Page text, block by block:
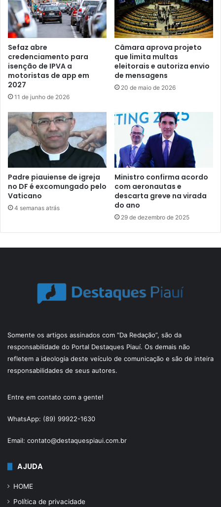
Sefaz abre
credenciamento para
isenção de IPVA a
motoristas de app em
2027
11 de junho de 2026
Câmara aprova projeto
que limita multas
eleitorais e autoriza envio
de mensagens
20 de maio de 2026
Padre piauiense de igreja
no DF é excomungado pelo
Vaticano
4 semanas atrás
Ministro confirma acordo
com aeronautas e
descarta greve na virada
do ano
29 de dezembro de 2025
Somente os artigos assinados com “Da Redação”, são da
responsabilidade do Portal Destaques Piauí. Os demais não
refletem a ideologia deste veículo de comunicação e são de inteira
responsabilidades de seus autores.
Entre em contato com a gente!
WhatsApp: (89) 99922-1630
Email: contato@destaquespiaui.com.br
AJUDA
HOME
Política de privacidade